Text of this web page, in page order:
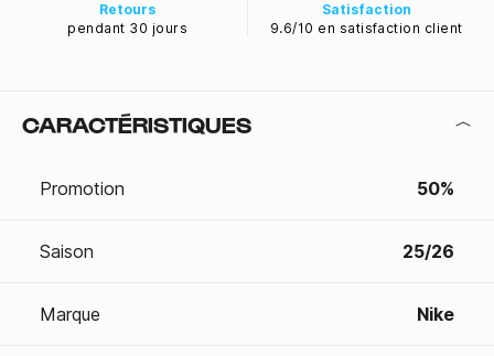
Retours
pendant 30 jours
Satisfaction
9.6/10 en satisfaction client
CARACTÉRISTIQUES
Promotion 50%
Saison 25/26
Marque Nike